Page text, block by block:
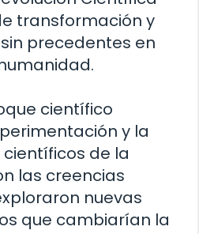
transformación y
precedentes en
científico
y la
de la
las creencias
nuevas
que cambiarían la